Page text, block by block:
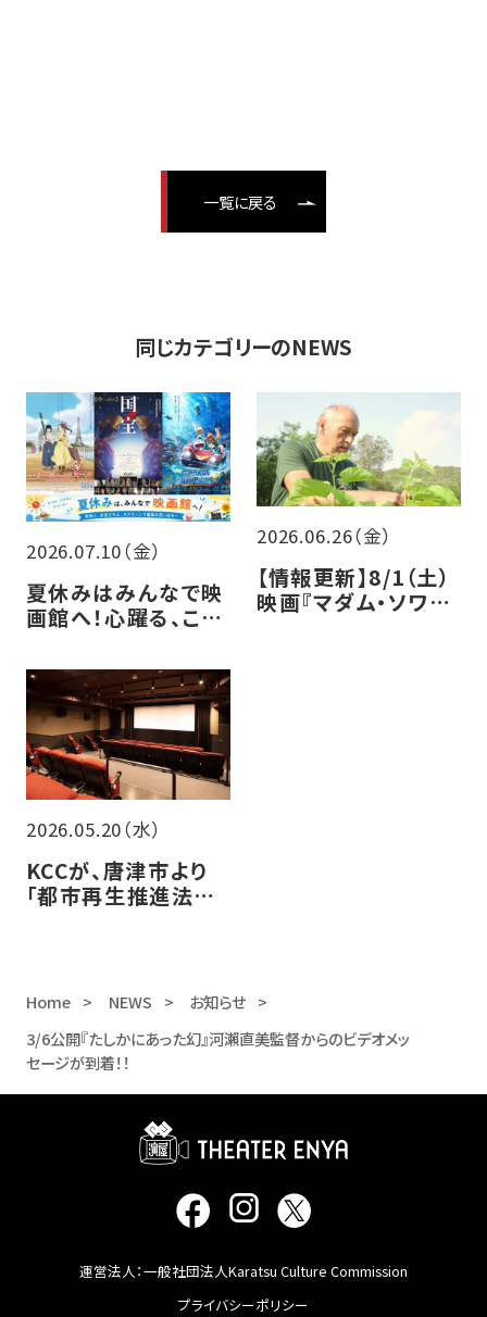
一覧に戻る
同じカテゴリーのNEWS
2026.07.10（金）
夏休みはみんなで映
画館へ！心躍る、この
2026.06.26（金）
【情報更新】8/1（土）
映画『マダム・ソワ・
2026.05.20（水）
KCCが、唐津市より
「都市再生推進法人」
Home NEWS
お知らせ
3/6公開『たしかにあった幻』河瀨直美監督からのビデオメッ
セージが到着！！
運営法人：一般社団法人Karatsu Culture Commission
プライバシーポリシー